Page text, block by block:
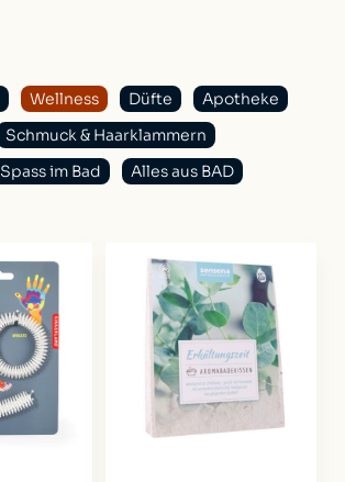
Wellness Düfte
Apotheke
Schmuck & Haarklammern
Spass im Bad Alles aus BAD